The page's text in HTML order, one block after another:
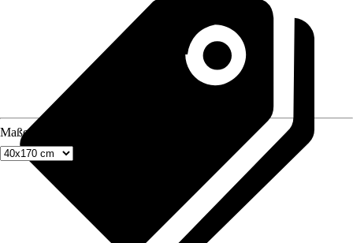
Maße (BxH)